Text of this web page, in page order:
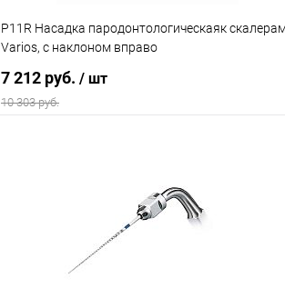
P11R Насадка пародонтологическаяк
Varios, с наклоном вправо
7 212 руб. / шт
10 303 руб.
Сравнение